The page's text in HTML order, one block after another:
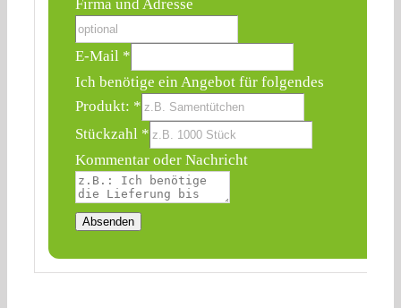
Firma und Adresse
E-Mail *
Ich benötige ein Angebot für folgendes
Produkt: *
Stückzahl
Ich
Name
Stückzahl *
Kommentar oder Nachricht
Absenden